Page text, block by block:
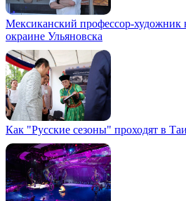
Мексиканский профессор-художник
окраине Ульяновска
Как "Русские сезоны" проходят в